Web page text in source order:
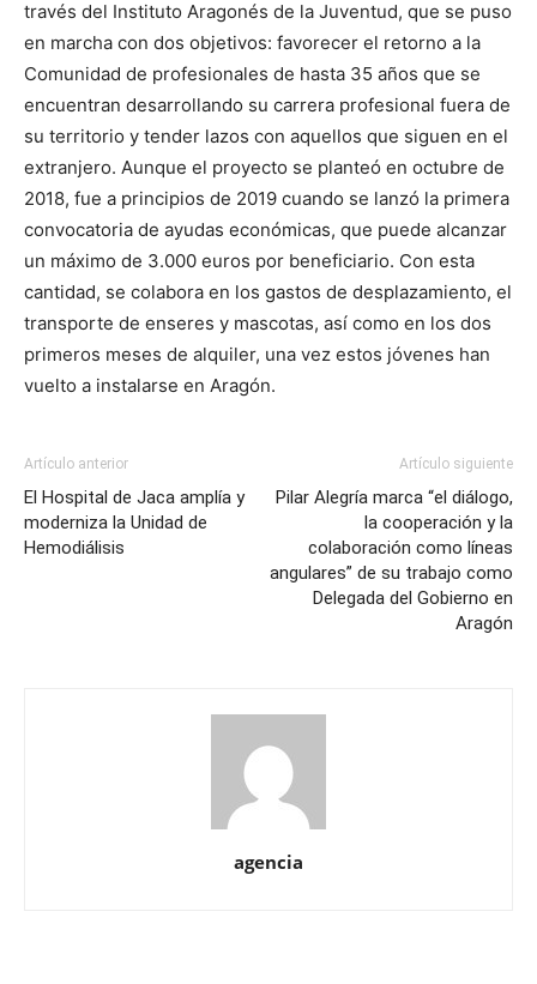
través del Instituto Aragonés de la Juventud, que se puso
en marcha con dos objetivos: favorecer el retorno a la
Comunidad de profesionales de hasta 35 años que se
encuentran desarrollando su carrera profesional fuera de
su territorio y tender lazos con aquellos que siguen en el
extranjero. Aunque el proyecto se planteó en octubre de
2018, fue a principios de 2019 cuando se lanzó la primera
convocatoria de ayudas económicas, que puede alcanzar
un máximo de 3.000 euros por beneficiario. Con esta
cantidad, se colabora en los gastos de desplazamiento, el
transporte de enseres y mascotas, así como en los dos
primeros meses de alquiler, una vez estos jóvenes han
vuelto a instalarse en Aragón.
Artículo anterior
El Hospital de Jaca amplía y
moderniza la Unidad de
Hemodiálisis
Artículo siguiente
Pilar Alegría marca “el diálogo,
la cooperación y la
colaboración como líneas
angulares” de su trabajo como
Delegada del Gobierno en
Aragón
agencia